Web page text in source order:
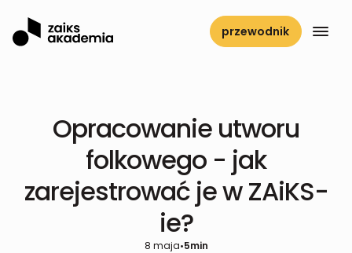
przewodnik
Opracowanie utworu
folkowego - jak
zarejestrować je w ZAiKS-
ie?
8 maja•5min